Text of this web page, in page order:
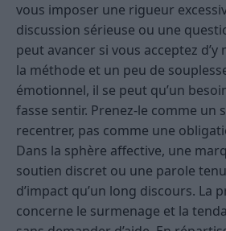
vous imposer une rigueur
discussion sérieuse ou une
peut avancer si vous acceptez
la méthode et un peu de
émotionnel, il se peut qu’un
fasse sentir. Prenez-le comme un
recentrer, pas comme une
Dans la sphère affective, une
soutien discret ou une parole
d’impact qu’un long discours. La
concerne le surmenage et la